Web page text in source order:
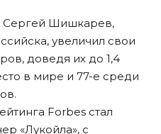
Сергей Шишкарев,
увеличил свои
доведя их до 1,4
в мире и 77-е среди
Forbes стал
«Лукойла», с